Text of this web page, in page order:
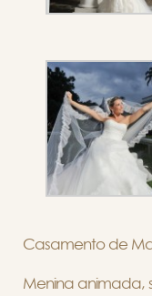
Casamento de
Menina animada,